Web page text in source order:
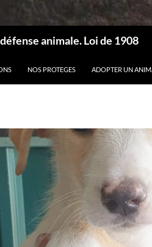
animale. Loi de 1908
NOS PROTEGES ADOPTER UN